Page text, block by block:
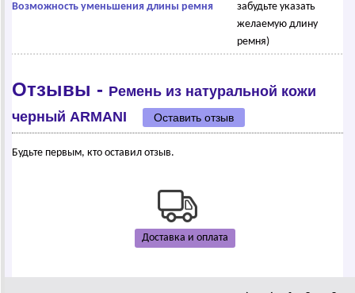
Возможность уменьшения длины ремня
забудьте указать
желаемую длину
ремня)
Отзывы - Ремень из натуральной кожи
черный АRМАNI
Оставить отзыв
Будьте первым, кто оставил отзыв.
Доставка и оплата